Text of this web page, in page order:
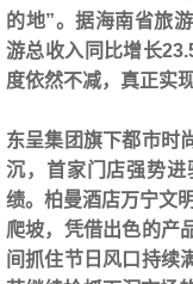
的地”。据海南省旅
游总收入同比增长
度依然不减，真正实
东呈集团旗下都市时
沉，首家门店强势
绩。柏曼酒店万宁文
爬坡，凭借出色的产
间抓住节日风口持续